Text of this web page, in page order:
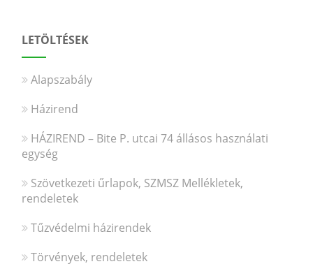
LETÖLTÉSEK
Alapszabály
Házirend
HÁZIREND – Bite P. utcai 74 állásos használati
egység
Szövetkezeti űrlapok, SZMSZ Mellékletek,
rendeletek
Tűzvédelmi házirendek
Törvények, rendeletek